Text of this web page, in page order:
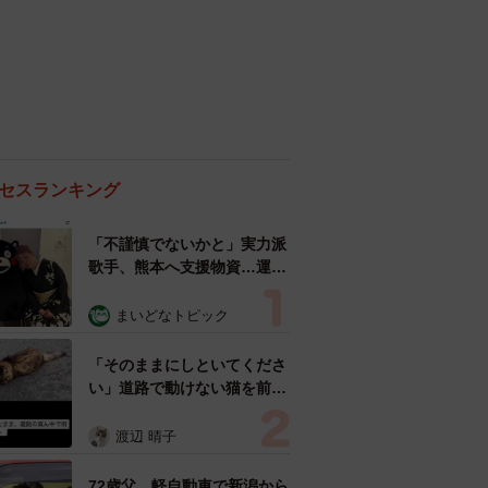
スランキング
「不謹慎でないかと」実力派
歌手、熊本へ支援物資…運搬
めらい 「痛いほど伝わる」
まいどなトピック
「そのままにしといてくださ
い」道路で動けない猫を前に
ようとした4日間 「命の重
表の訴え
渡辺 晴子